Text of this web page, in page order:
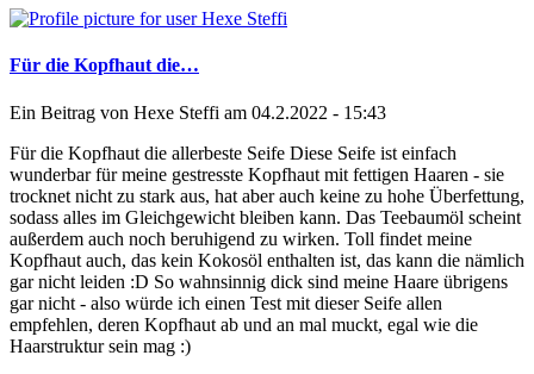
Für die Kopfhaut die…
Ein Beitrag von Hexe Steffi am 04.2.2022 - 15:43
Für die Kopfhaut die allerbeste Seife Diese Seife ist einfach
wunderbar für meine gestresste Kopfhaut mit fettigen Haaren - sie
trocknet nicht zu stark aus, hat aber auch keine zu hohe Überfettung,
sodass alles im Gleichgewicht bleiben kann. Das Teebaumöl scheint
außerdem auch noch beruhigend zu wirken. Toll findet meine
Kopfhaut auch, das kein Kokosöl enthalten ist, das kann die nämlich
gar nicht leiden :D So wahnsinnig dick sind meine Haare übrigens
gar nicht - also würde ich einen Test mit dieser Seife allen
empfehlen, deren Kopfhaut ab und an mal muckt, egal wie die
Haarstruktur sein mag :)